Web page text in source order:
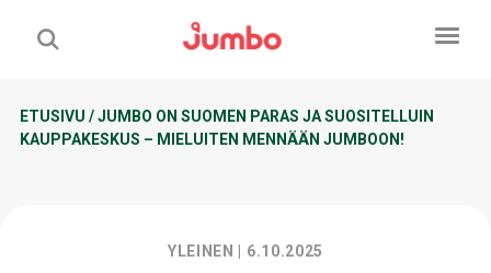
ETUSIVU /JUMBO ON SUOMEN PARAS JA SUOSITELLUIN
KAUPPAKESKUS – MIELUITEN MENNÄÄN JUMBOON!
YLEINEN | 6.10.2025